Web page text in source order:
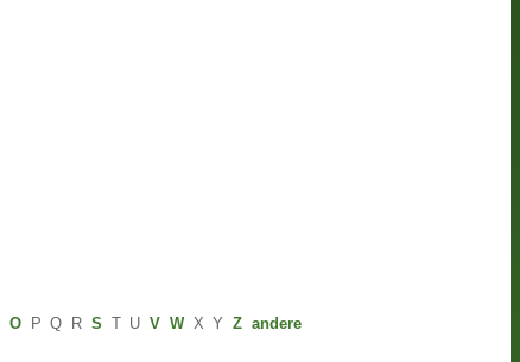
O P Q R S T U V W X Y Z andere